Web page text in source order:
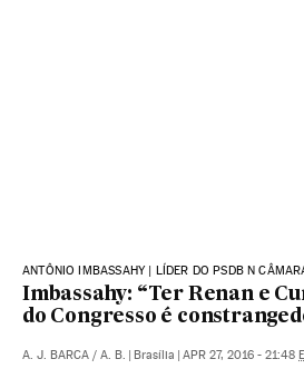
ANTÔNIO IMBASSAHY | LÍDER DO PSDB N
Imbassahy: “Ter Renan e
do Congresso é
A. J. BARCA / A. B. | Brasília | APR 27, 2016 - 21:48